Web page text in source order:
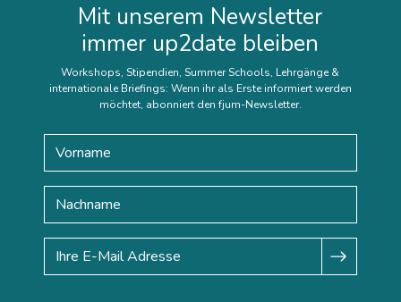
Mit unserem Newsletter
immer up2date bleiben
Workshops, Stipendien, Summer Schools, Lehrgänge &
internationale Briefings: Wenn ihr als Erste informiert werden
möchtet, abonniert den fjum-Newsletter.